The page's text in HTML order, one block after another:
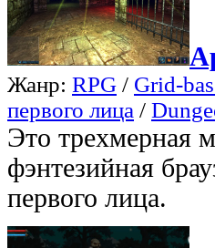
Жанр: RPG / Grid-
первого лица /
Это трехмерная
фэнтезийная
первого лица.